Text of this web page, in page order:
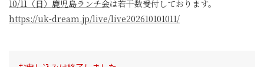
10/11（日）鹿児島ランチ会は若干数受付しております。
https://uk-dream.jp/live/live202610101011/